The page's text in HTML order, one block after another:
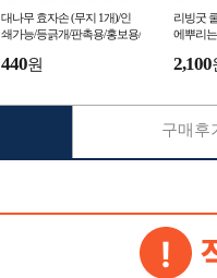
대나무 효자손 (무지 1개)/인
쇄가능/등긁개/판촉용/홍보용/
440원
리빙굿
에뿌리
2,100
구매후